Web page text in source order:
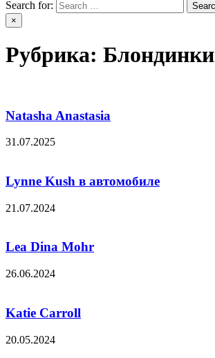
Search for:
×
Рубрика: Блондинки
Natasha Anastasia
31.07.2025
Lynne Kush в автомобиле
21.07.2024
Lea Dina Mohr
26.06.2024
Katie Carroll
20.05.2024